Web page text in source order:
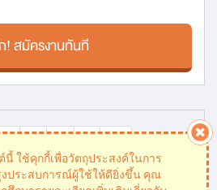
นี้ ใช้คุกกี้เพื่อวัตถุประสงค์ในการ
ประสบการณ์ผู้ใช้ให้ดียิ่งขึ้น คุณ
! สมัครงานทันที